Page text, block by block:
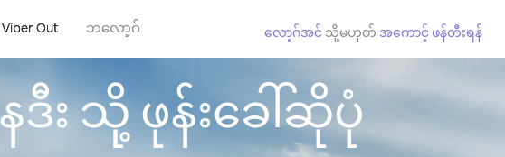
Viber Out ဘလော့ဂ် လော့ဂ်အင် သို့မဟုတ် အကောင့် ဖန်တီးရန်
း သို့ ဖုန်းခေါ်ဆိုပုံ